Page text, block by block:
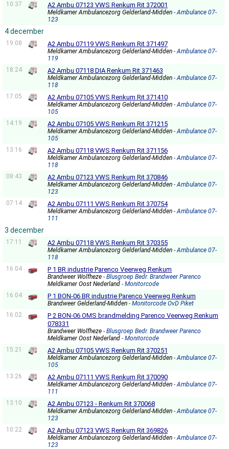
10:37
A2 Ambu 07123 VWS Renkum Rit 372001
Meldkamer Ambulancezorg Gelderland-Midden - Ambulance 07-
123
4 december
19:08 A2 Ambu 07119 VWS Renkum Rit 371497
Meldkamer Ambulancezorg Gelderland-Midden - Ambulance 07-
119
18:24
A2 Ambu 07118 DIA Renkum Rit 371463
Meldkamer Ambulancezorg Gelderland-Midden - Ambulance 07-
118
17:05
A2 Ambu 07105 VWS Renkum Rit 371410
Meldkamer Ambulancezorg Gelderland-Midden - Ambulance 07-
105
14:19
A2 Ambu 07105 VWS Renkum Rit 371215
Meldkamer Ambulancezorg Gelderland-Midden - Ambulance 07-
105
13:16
A2 Ambu 07118 VWS Renkum Rit 371156
Meldkamer Ambulancezorg Gelderland-Midden - Ambulance 07-
118
08:43
A2 Ambu 07123 VWS Renkum Rit 370846
Meldkamer Ambulancezorg Gelderland-Midden - Ambulance 07-
123
07:14
A2 Ambu 07111 VWS Renkum Rit 370754
Meldkamer Ambulancezorg Gelderland-Midden - Ambulance 07-
111
3 december
17:11 A2 Ambu 07118 VWS Renkum Rit 370355
Meldkamer Ambulancezorg Gelderland-Midden - Ambulance 07-
118
16:04
P 1 BR industrie Parenco Veerweg Renkum
Brandweer Wolfheze - Blusgroep Bedr. Brandweer Parenco
Meldkamer Oost Nederland - Monitorcode
16:04
P 1 BON-06 BR industrie Parenco Veerweg Renkum
Brandweer Gelderland-Midden - Monitorcode OvD Piket
16:02
P 2 BON-06 OMS brandmelding Parenco Veerweg Renkum
078331
Brandweer Wolfheze - Blusgroep Bedr. Brandweer Parenco
Meldkamer Oost Nederland - Monitorcode
15:21
A2 Ambu 07105 VWS Renkum Rit 370251
Meldkamer Ambulancezorg Gelderland-Midden - Ambulance 07-
105
13:26
A2 Ambu 07111 VWS Renkum Rit 370090
Meldkamer Ambulancezorg Gelderland-Midden - Ambulance 07-
111
13:10
A2 Ambu 07123 - Renkum Rit 370068
Meldkamer Ambulancezorg Gelderland-Midden - Ambulance 07-
123
10:22
A2 Ambu 07123 VWS Renkum Rit 369826
Meldkamer Ambulancezorg Gelderland-Midden - Ambulance 07-
123